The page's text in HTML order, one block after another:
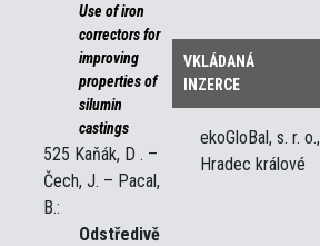
Use of iron
correctors for
improving
properties of
silumin
castings
525 Kaňák, D . –
Čech, J. – Pacal,
B.:
Odstředivě
VKLÁDANÁ
INZERCE
ekoGloBal, s. r. o.,
Hradec králové